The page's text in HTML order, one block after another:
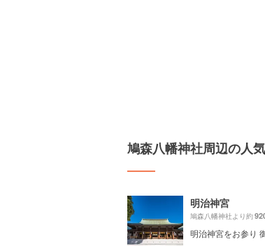
鳩森八幡神社周辺の人
明治神宮
鳩森八幡神社より約
明治神宮をお参り